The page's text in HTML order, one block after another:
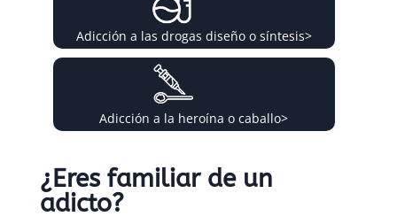
Adicción a las drogas diseño o síntesis>
Adicción a la heroína o caballo>
¿Eres familiar de un
adicto?